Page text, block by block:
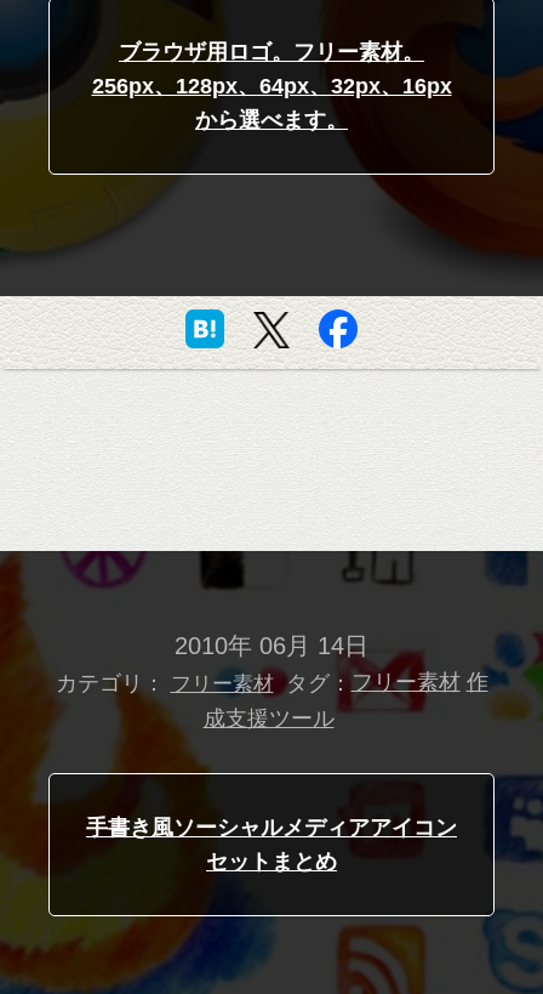
ブラウザ用ロゴ。フリー素材。
256px、128px、64px、32px、16px
から選べます。
2010年 06月 14日
カテゴリ： フリー素材 タグ： フリー素材 作
成支援ツール
手書き風ソーシャルメディアアイコン
セットまとめ